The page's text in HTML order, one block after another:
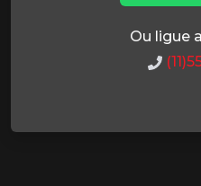
Ou ligue